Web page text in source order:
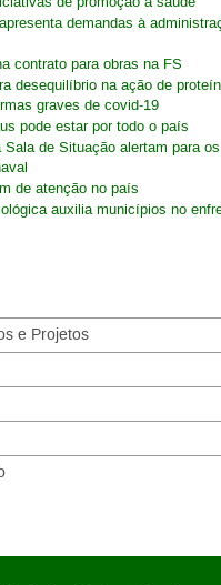
demandas à
contrato para obras na FS
desequilíbrio na ação de
graves de covid-19
pode estar por todo o país
Sala de Situação alertam para
de atenção no país
auxilia municípios no
e Projetos